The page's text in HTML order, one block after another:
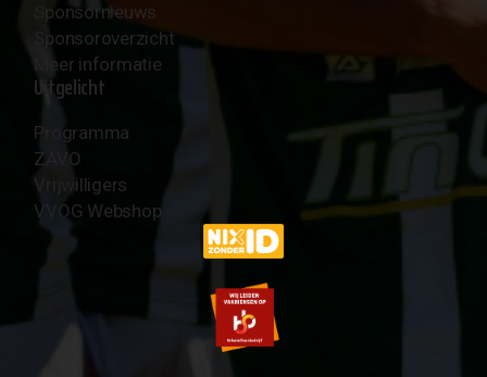
Sponsornieuws
Sponsoroverzicht
Meer informatie
Uitgelicht
Programma
ZAVO
Vrijwilligers
VVOG Webshop